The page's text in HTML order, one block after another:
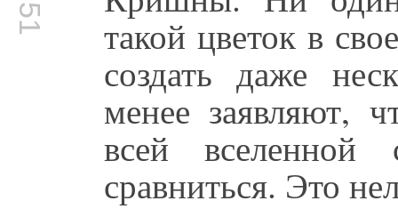
такой цветок в
создать даже
менее заявляют,
всей
сравниться. Это